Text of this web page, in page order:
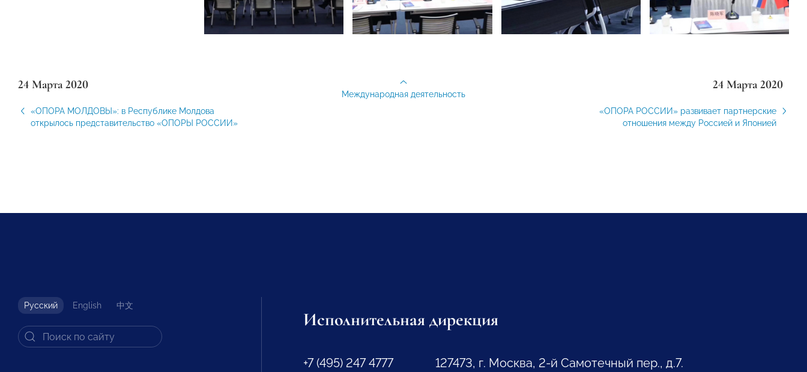
24 Марта 2020
«ОПОРА МОЛДОВЫ»: в Республике Молдова
открылось представительство «ОПОРЫ РОССИИ»
24 Марта 2020
«ОПОРА РОССИИ» развивает партнерские
отношения между Россией и Японией
Международная деятельность
Русский English 中文
Исполнительная дирекция
+7 (495) 247 4777
127473, г. Москва, 2-й Самотечный пер., д.7.